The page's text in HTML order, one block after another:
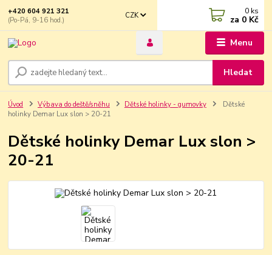
Menu
CZK
Hledat
+420 604 921 321
(Po-Pá, 9-16 hod.)
0 ks
za 0 Kč
Úvod Výbava do deště/sněhu Dětské holinky - gumovky
Dětské
holinky Demar Lux slon > 20-21
Dětské holinky Demar Lux slon >
20-21